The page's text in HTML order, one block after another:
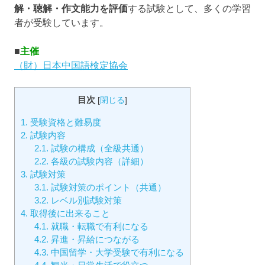
解・聴解・作文能力を評価する試験として、多くの学習
者が受験しています。
■主催
（財）日本中国語検定協会
目次 [閉じる]
1. 受験資格と難易度
2. 試験内容
2.1. 試験の構成（全級共通）
2.2. 各級の試験内容（詳細）
3. 試験対策
3.1. 試験対策のポイント（共通）
3.2. レベル別試験対策
4. 取得後に出来ること
4.1. 就職・転職で有利になる
4.2. 昇進・昇給につながる
4.3. 中国留学・大学受験で有利になる